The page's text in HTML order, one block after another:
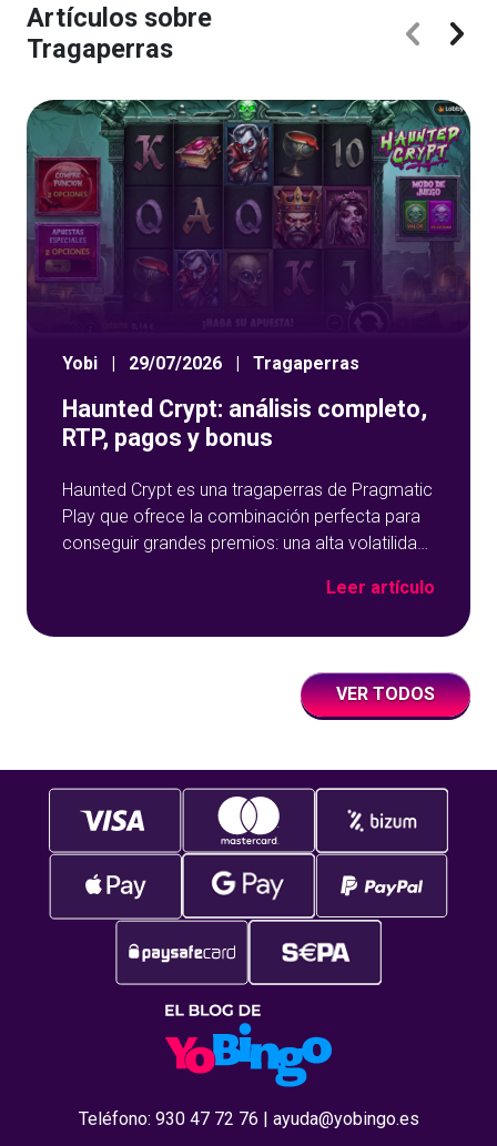
Artículos sobre
Tragaperras
Yobi | 29/07/2026 | Tragaperras
Haunted Crypt: análisis completo,
RTP, pagos y bonus
Haunted Crypt es una tragaperras de Pragmatic
Play que ofrece la combinación perfecta para
conseguir grandes premios: una alta volatilidad,
de giros gratis muy potente. En esta reseña
funciona, su RTP, tabla de pagos
Leer artículo
VER TODOS
Teléfono: 930 47 72 76 ayuda@yobingo.es